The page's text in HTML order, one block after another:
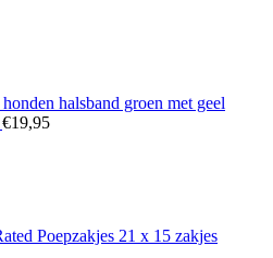
halsband groen met geel
€19,95
Poepzakjes 21 x 15 zakjes